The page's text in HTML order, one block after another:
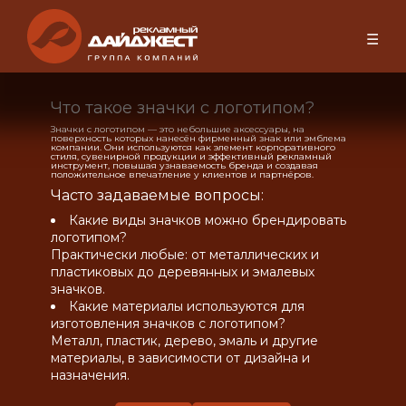
☰
Что такое значки с логотипом?
Значки с логотипом — это небольшие аксессуары, на
поверхность которых нанесён фирменный знак или эмблема
компании. Они используются как элемент корпоративного
стиля, сувенирной продукции и эффективный рекламный
инструмент, повышая узнаваемость бренда и создавая
положительное впечатление у клиентов и партнёров.
Часто задаваемые вопросы:
Какие виды значков можно брендировать
логотипом?
Практически любые: от металлических и
пластиковых до деревянных и эмалевых
значков.
Какие материалы используются для
изготовления значков с логотипом?
Металл, пластик, дерево, эмаль и другие
материалы, в зависимости от дизайна и
назначения.